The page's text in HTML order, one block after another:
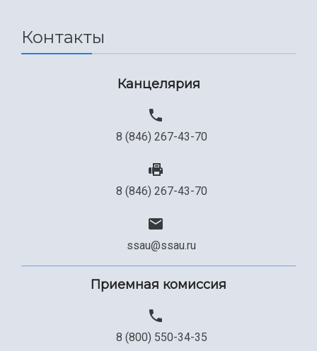
Контакты
Канцелярия
8 (846) 267-43-70
8 (846) 267-43-70
ssau@ssau.ru
Приемная комиссия
8 (800) 550-34-35